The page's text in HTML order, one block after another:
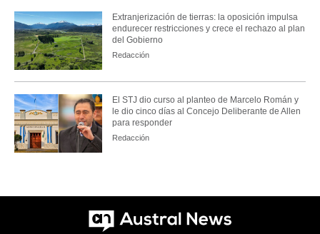
Extranjerización de tierras: la oposición impulsa
endurecer restricciones y crece el rechazo al plan
del Gobierno
Redacción
El STJ dio curso al planteo de Marcelo Román y
le dio cinco días al Concejo Deliberante de Allen
para responder
Redacción